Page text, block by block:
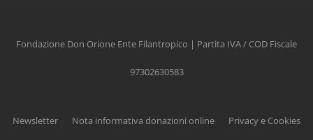
Fondazione Don Orione Ente Filantropico | Partita IVA / COD Fiscale
97302630583
Newsletter Nota informativa donazioni online Privacy e Cookies